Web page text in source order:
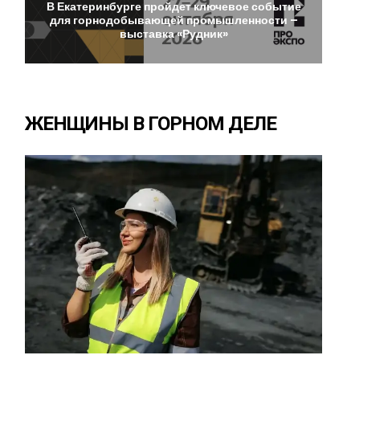
В Екатеринбурге пройдетключевоесобытие
для горнодобывающейпромышленности –
выставка«Рудник»
ЖЕНЩИНЫ В ГОРНОМ ДЕЛЕ